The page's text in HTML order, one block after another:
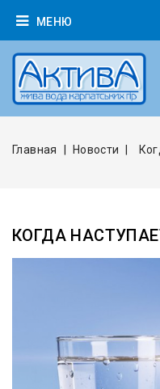
МЕНЮ
Главная Новости
КОГДА